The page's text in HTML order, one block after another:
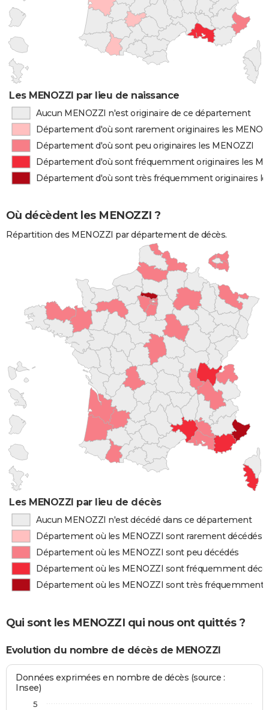
Les MENOZZI par lieu de naissance
Aucun MENOZZI n'est originaire de ce département
Département d'où sont rarement originaires les
Département d'où sont peu originaires les MENOZZI
Département d'où sont fréquemment originaires les
Département d'où sont très fréquemment originaires
Où décèdent les MENOZZI ?
Répartition des MENOZZI par département de décès.
Les MENOZZI par lieu de décès
Aucun MENOZZI n'est décédé dans ce département
Département où les MENOZZI sont rarement décédés
Département où les MENOZZI sont peu décédés
Département où les MENOZZI sont fréquemment
Département où les MENOZZI sont très fréquemment
Qui sont les MENOZZI qui nous ont quittés ?
Evolution du nombre de décès de MENOZZI
Données exprimées en nombre de décès (source :
Insee)
5